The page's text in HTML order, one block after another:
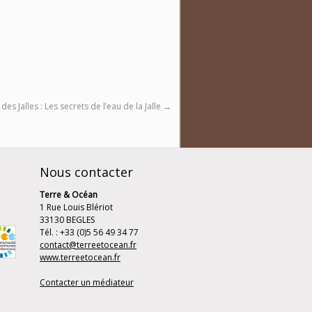
Jalles : Les secrets de l’eau de la Jalle →
Nous contacter
Terre & Océan
1 Rue Louis Blériot
33130 BEGLES
Tél. : +33 (0)5 56 49 34 77
contact@terreetocean.fr
www.terreetocean.fr
Contacter un médiateur